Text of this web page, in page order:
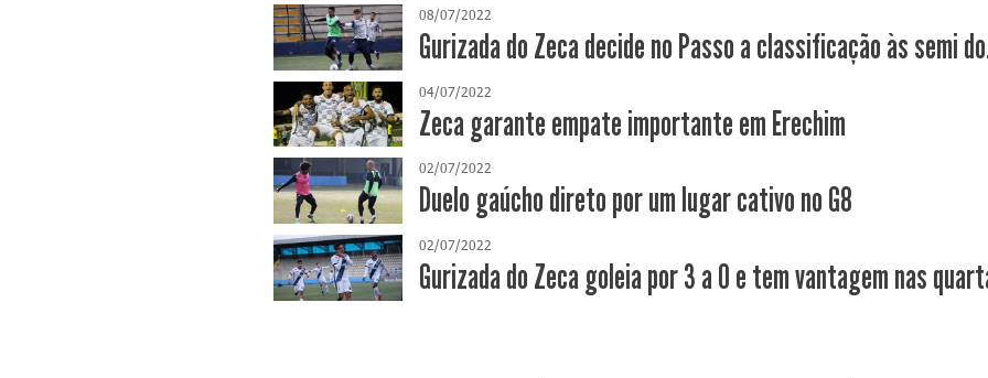
08/07/2022
Gurizada do Zeca decide no Passo a classificação às semi
04/07/2022
Zeca garante empate importante em Erechim
02/07/2022
Duelo gaúcho direto por um lugar cativo no G8
02/07/2022
Gurizada do Zeca goleia por 3 a 0 e tem vantagem nas